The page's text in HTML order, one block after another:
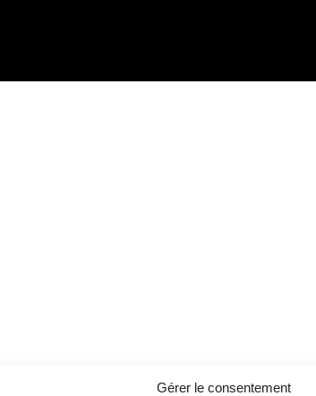
Gérer le consentement